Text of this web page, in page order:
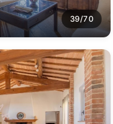
39/70